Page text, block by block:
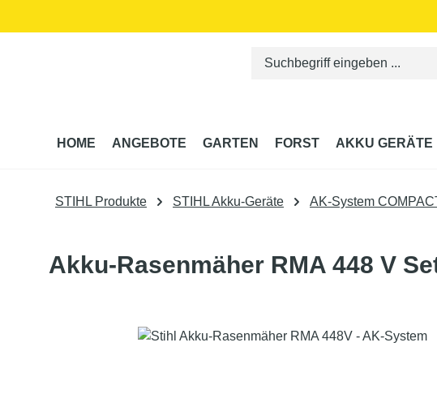
HOME ANGEBOTE GARTEN FORST AKKU GERÄTE
STIHL Produkte STIHL Akku-Geräte AK-System
Akku-Rasenmäher RMA 448 V